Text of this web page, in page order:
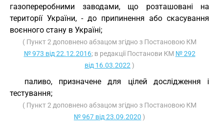
газопереробними заводами, що розташовані на
території України, - до припинення або скасування
воєнного стану в Україні;
( Пункт 2 доповнено абзацом згідно з Постановою КМ
№ 973 від 22.12.2016; в редакції Постанови КМ № 292
від 16.03.2022 )
паливо, призначене для цілей дослідження і
тестування;
( Пункт 2 доповнено абзацом згідно з Постановою КМ
№ 967 від 23.09.2020 )